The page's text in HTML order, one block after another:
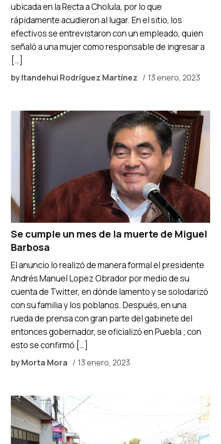
byItandehui Rodríguez Martínez 13 enero, 2023
ubicada en la Recta a Cholula, por lo que
rápidamente acudieron al lugar. En el sitio, los
efectivos se entrevistaron con un empleado, quien
señaló a una mujer como responsable de ingresar a
[…]
Se cumple un mes de la muerte de Miguel
Barbosa
byMorta Mora 13 enero, 2023
El anuncio lo realizó de manera formal el presidente
Andrés Manuel Lopez Obrador por medio de su
cuenta de Twitter, en dónde lamento y se solodarizó
con su familia y los poblanos. Después, en una
rueda de prensa con gran parte del gabinete del
entonces gobernador, se oficializó en Puebla ; con
esto se confirmó […]